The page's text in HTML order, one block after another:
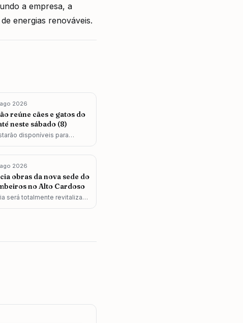
a empresa, a
energias renováveis.
ago 2026
reúne cães e gatos do
neste sábado (8)
disponíveis para
ago 2026
obras da nova sede do
no Alto Cardoso
será totalmente revitalizada